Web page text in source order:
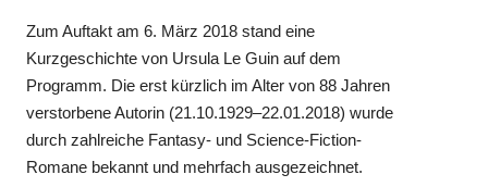
Zum Auftakt am 6. März 2018 stand eine
Kurzgeschichte von Ursula Le Guin auf dem
Programm. Die erst kürzlich im Alter von 88 Jahren
verstorbene Autorin (21.10.1929–22.01.2018) wurde
durch zahlreiche Fantasy- und Science-Fiction-
Romane bekannt und mehrfach ausgezeichnet.